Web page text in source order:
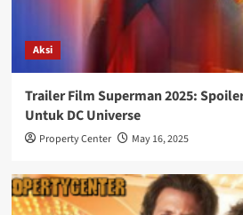
Aksi
Trailer Film Superman 2025:
Untuk DC Universe
Property Center May 16, 2025